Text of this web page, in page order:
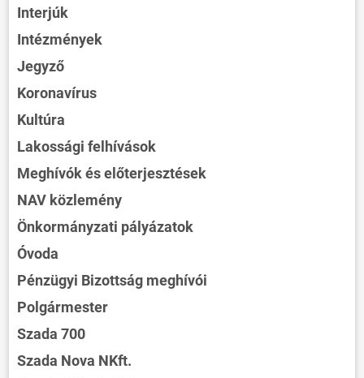
Interjúk
Intézmények
Jegyző
Koronavírus
Kultúra
Lakossági felhívások
Meghívók és előterjesztések
NAV közlemény
Önkormányzati pályázatok
Óvoda
Pénzügyi Bizottság meghívói
Polgármester
Szada 700
Szada Nova NKft.